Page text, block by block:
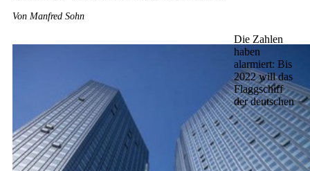
Von Manfred Sohn
Die Zahlen
haben
alarmiert: Bis
2022 will das
Flaggschiff
der deutschen